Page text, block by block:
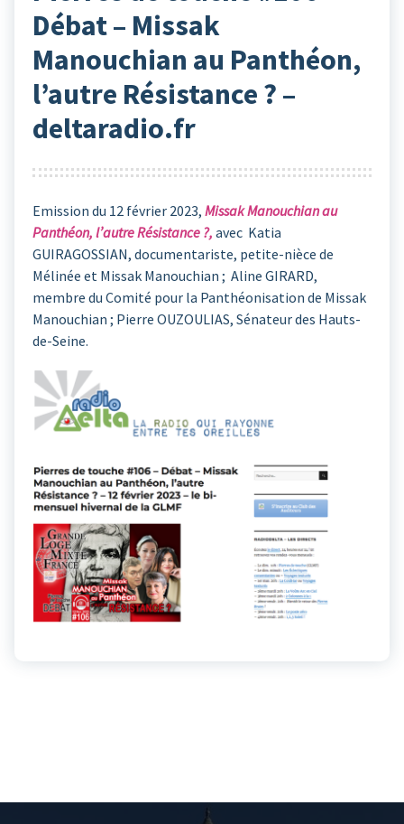
Débat – Missak
Manouchian au Panthéon,
l’autre Résistance ? –
deltaradio.fr
Emission du 12 février 2023, Missak Manouchian au
Panthéon, l’autre Résistance ?, avec Katia
GUIRAGOSSIAN, documentariste, petite-nièce de
Mélinée et Missak Manouchian ; Aline GIRARD,
membre du Comité pour la Panthéonisation de Missak
Manouchian ; Pierre OUZOULIAS, Sénateur des Hauts-
de-Seine.